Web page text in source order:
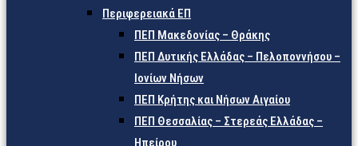
Περιφερειακά ΕΠ
ΠΕΠ Μακεδονίας – Θράκης
ΠΕΠ Δυτικής Ελλάδας – Πελοποννήσου –
Ιονίων Νήσων
ΠΕΠ Κρήτης και Νήσων Αιγαίου
ΠΕΠ Θεσσαλίας – Στερεάς Ελλάδας –
Ηπείρου